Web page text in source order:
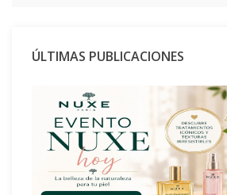
ÚLTIMAS PUBLICACIONES